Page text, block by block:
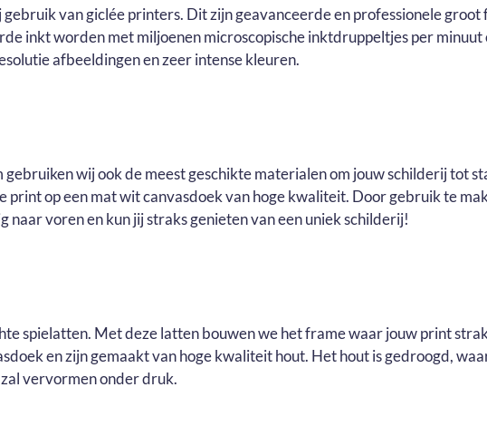
van giclée printers. Dit zijn geavanceerde en professionele
inkt worden met miljoenen microscopische inktdruppeltjes per minuut
afbeeldingen en zeer intense kleuren.
wij ook de meest geschikte materialen om jouw schilderij tot
op een mat wit canvasdoek van hoge kwaliteit. Door gebruik te
voren en kun jij straks genieten van een uniek schilderij!
spielatten. Met deze latten bouwen we het frame waar jouw print
en zijn gemaakt van hoge kwaliteit hout. Het hout is gedroogd,
vervormen onder druk.